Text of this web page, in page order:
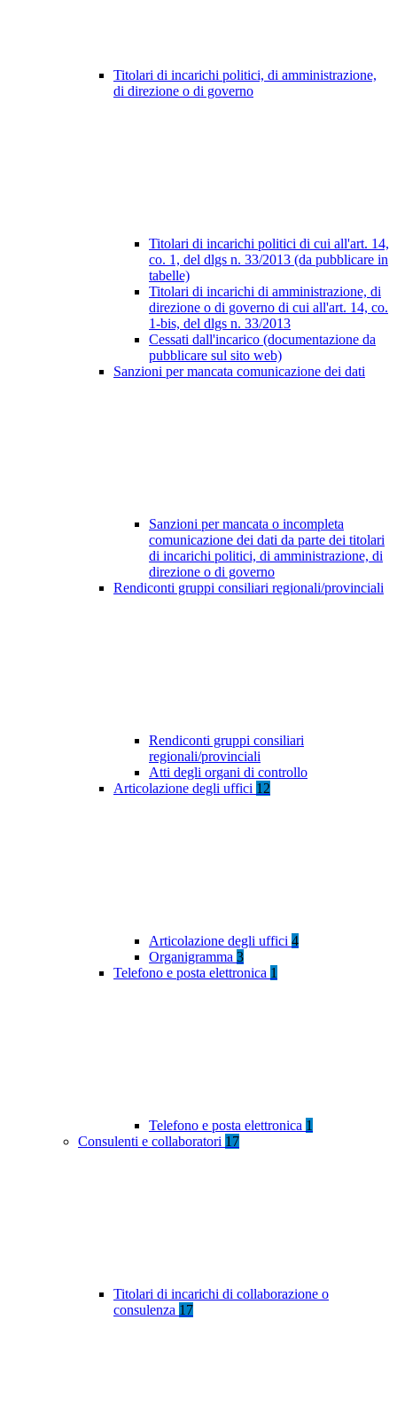
Titolari di incarichi politici, di amministrazione,
di direzione o di governo
Titolari di incarichi politici di cui all'art. 14,
co. 1, del dlgs n. 33/2013 (da pubblicare in
tabelle)
Titolari di incarichi di amministrazione, di
direzione o di governo di cui all'art. 14, co.
1-bis, del dlgs n. 33/2013
Cessati dall'incarico (documentazione da
pubblicare sul sito web)
Sanzioni per mancata comunicazione dei dati
Sanzioni per mancata o incompleta
comunicazione dei dati da parte dei titolari
di incarichi politici, di amministrazione, di
direzione o di governo
Rendiconti gruppi consiliari regionali/provinciali
Rendiconti gruppi consiliari
regionali/provinciali
Atti degli organi di controllo
Articolazione degli uffici 12
Articolazione degli uffici 4
Organigramma 3
Telefono e posta elettronica 1
Telefono e posta elettronica 1
Consulenti e collaboratori 17
Titolari di incarichi di collaborazione o
consulenza 17